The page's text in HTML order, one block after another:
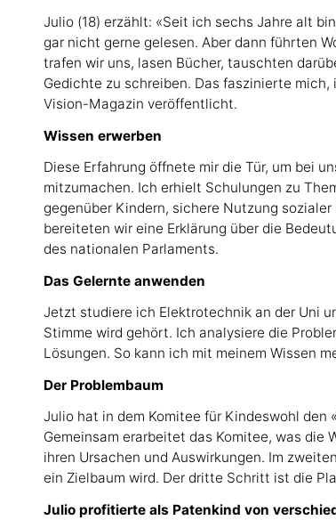
Julio (18) erzählt: «Seit ich sechs Jahre alt
gar nicht gerne gelesen. Aber dann führten
trafen wir uns, lasen Bücher, tauschten
Gedichte zu schreiben. Das faszinierte
Vision-Magazin veröffentlicht.
Wissen erwerben
Diese Erfahrung öffnete mir die Tür, um bei
mitzumachen. Ich erhielt Schulungen zu
gegenüber Kindern, sichere Nutzung
bereiteten wir eine Erklärung über die
des nationalen Parlaments.
Das Gelernte anwenden
Jetzt studiere ich Elektrotechnik an der Uni
Stimme wird gehört. Ich analysiere die
Lösungen. So kann ich mit meinem Wissen
Der Problembaum
Julio hat in dem Komitee für Kindeswohl den
Gemeinsam erarbeitet das Komitee, was die
ihren Ursachen und Auswirkungen. Im
ein Zielbaum wird. Der dritte Schritt ist die
Julio profitierte als Patenkind von